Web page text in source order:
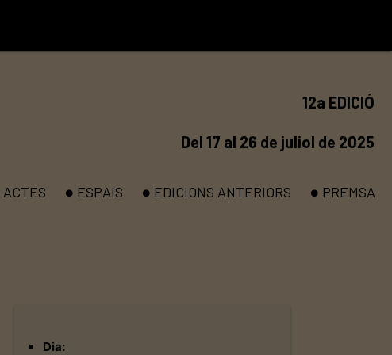
12a EDICIÓ
Del 17 al 26 de juliol de 2025
ACTES brightness_1 ESPAIS brightness_1 EDICIONS ANTERIORS brightness_1 PREMSA
Dia: